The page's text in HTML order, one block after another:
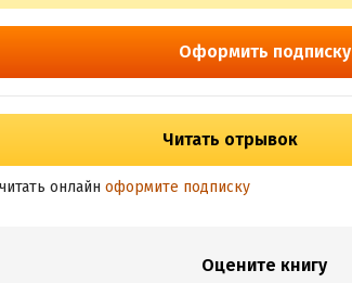
Оформить подписку
Читать отрывок
онлайн оформите подписку
Оцените книгу